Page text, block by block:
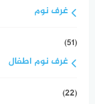
غرف نوم
(51)
غرف نوم اطفال
(22)